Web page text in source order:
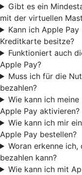
Gibt es ein
mit der virtuellen
Kann ich Apple
Kreditkarte besitze?
Funktioniert auch
Apple Pay?
Muss ich für die
bezahlen?
Wie kann ich
Apple Pay aktivieren?
Wie kann ich mir
Apple Pay bestellen?
Woran erkenne
bezahlen kann?
Wie kann ich mit